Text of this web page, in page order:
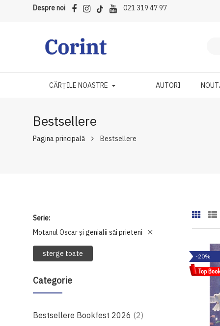
Despre noi 021 319 47 97
CĂRȚILE NOASTRE AUTORI
Bestsellere
Pagina principală Bestsellere
Serie
Motanul Oscar și genialii săi prieteni
sterge toate
Categorie
Bestsellere Bookfest 2026 2produse
-20%